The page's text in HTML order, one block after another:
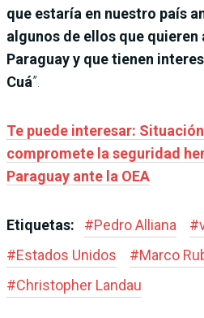
que estaría en nuestro país
algunos de ellos que quieren
Paraguay y que tienen
Cuá”.
Te puede interesar:
compromete la seguridad
Paraguay ante la OEA
Etiquetas: #Pedro Alliana #
#Estados Unidos #Marco
#Christopher Landau